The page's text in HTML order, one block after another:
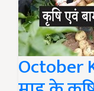
October